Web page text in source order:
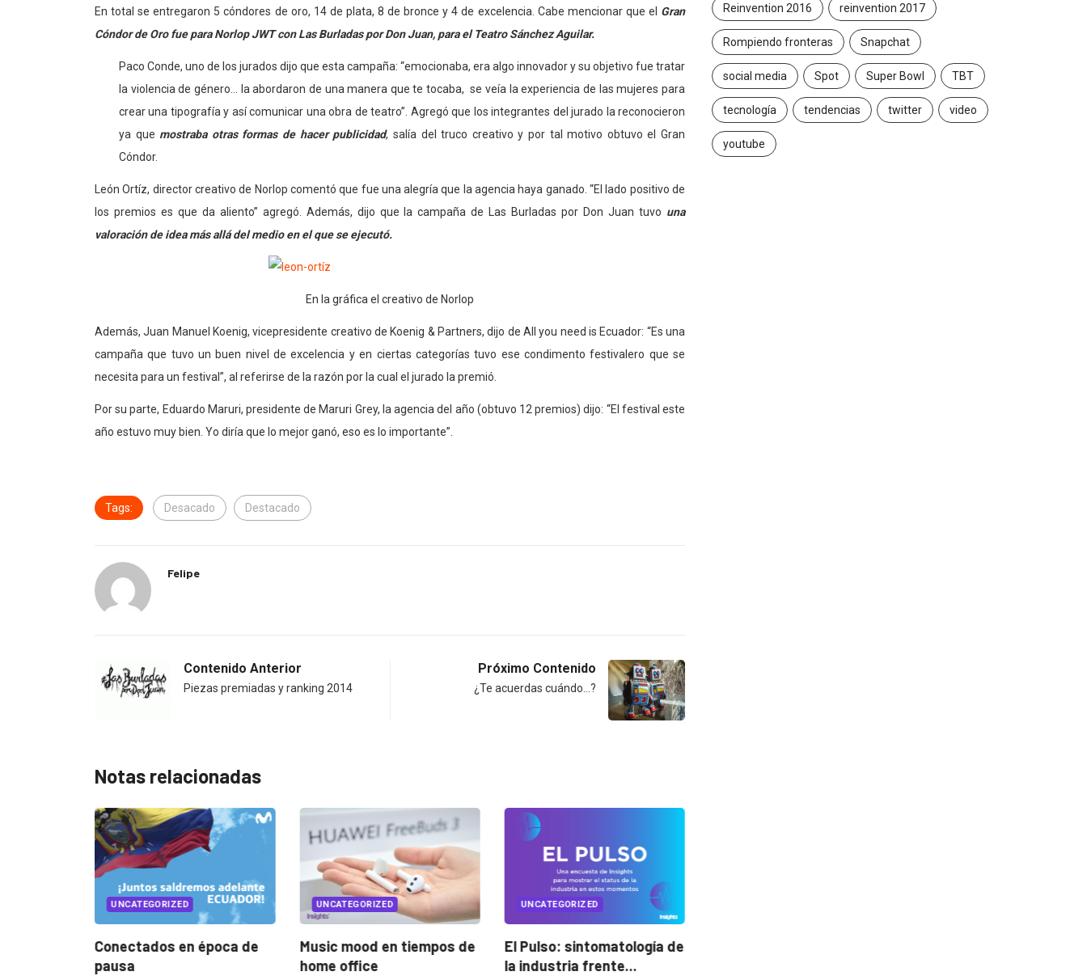
En total se entregaron 5 cóndores de oro, 14 de plata, 8 de bronce y 4 de excelencia. Cabe mencionar que el Gran
Cóndor de Oro fue para Norlop JWT con Las Burladas por Don Juan, para el Teatro Sánchez Aguilar.
Paco Conde, uno de los jurados dijo que esta campaña: “emocionaba, era algo innovador y su objetivo fue tratar
la violencia de género… la abordaron de una manera que te tocaba, se veía la experiencia de las mujeres para
crear una tipografía y así comunicar una obra de teatro”. Agregó que los integrantes del jurado la reconocieron
ya que mostraba otras formas de hacer publicidad, salía del truco creativo y por tal motivo obtuvo el Gran
Cóndor.
León Ortíz, director creativo de Norlop comentó que fue una alegría que la agencia haya ganado. “El lado positivo de
los premios es que da aliento” agregó. Además, dijo que la campaña de Las Burladas por Don Juan tuvo una
valoración de idea más allá del medio en el que se ejecutó.
En la gráfica el creativo de Norlop
Además, Juan Manuel Koenig, vicepresidente creativo de Koenig & Partners, dijo de All you need is Ecuador: “Es una
campaña que tuvo un buen nivel de excelencia y en ciertas categorías tuvo ese condimento festivalero que se
necesita para un festival”, al referirse de la razón por la cual el jurado la premió.
Por su parte, Eduardo Maruri, presidente de Maruri Grey, la agencia del año (obtuvo 12 premios) dijo: “El festival este
año estuvo muy bien. Yo diría que lo mejor ganó, eso es lo importante”.
Tags: Desacado Destacado
Felipe
Contenido Anterior
Piezas premiadas y ranking 2014
Próximo Contenido
¿Te acuerdas cuándo…?
Notas relacionadas
UNCATEGORIZED
Conectados en época de
pausa
UNCATEGORIZED
Music mood en tiempos de
home office
UNCATEGORIZED
El Pulso: sintomatología de
la industria frente...
Reinvention 2016 reinvention 2017
Rompiendo fronteras Snapchat
social media Spot Super Bowl TBT
tecnología tendencias twitter video
youtube